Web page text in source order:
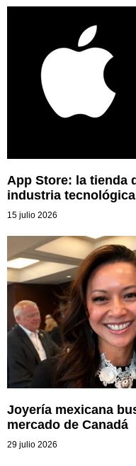
App Store: la tienda
industria tecnológica
15 julio 2026
Joyería mexicana
mercado de Canadá
29 julio 2026